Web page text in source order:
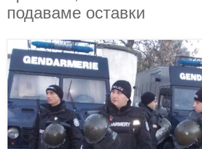
подаваме оставки